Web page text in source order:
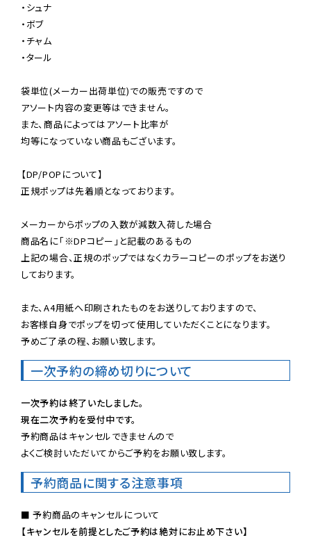
・シュナ
・ボブ
・チャム
・タール
袋単位(メーカー出荷単位)での販売ですので
アソート内容の変更等はできません。
また、商品によってはアソート比率が
均等になっていない商品もございます。
【DP/POPについて】
正規ポップは先着順となっております。
メーカーからポップの入数が減数入荷した場合
商品名に「※DPコピー」と記載のあるもの
上記の場合、正規のポップではなくカラーコピーのポップをお送り
しております。
また、A4用紙へ印刷されたものをお送りしておりますので、
お客様自身でポップを切って使用していただくことになります。
予めご了承の程、お願い致します。
一次予約の締め切りについて
一次予約は終了いたしました。
現在二次予約を受付中です。
予約商品はキャンセルできませんので
よくご検討いただいてからご予約をお願い致します。
予約商品に関する注意事項
【キャンセルを前提としたご予約は絶対にお止め下さい】